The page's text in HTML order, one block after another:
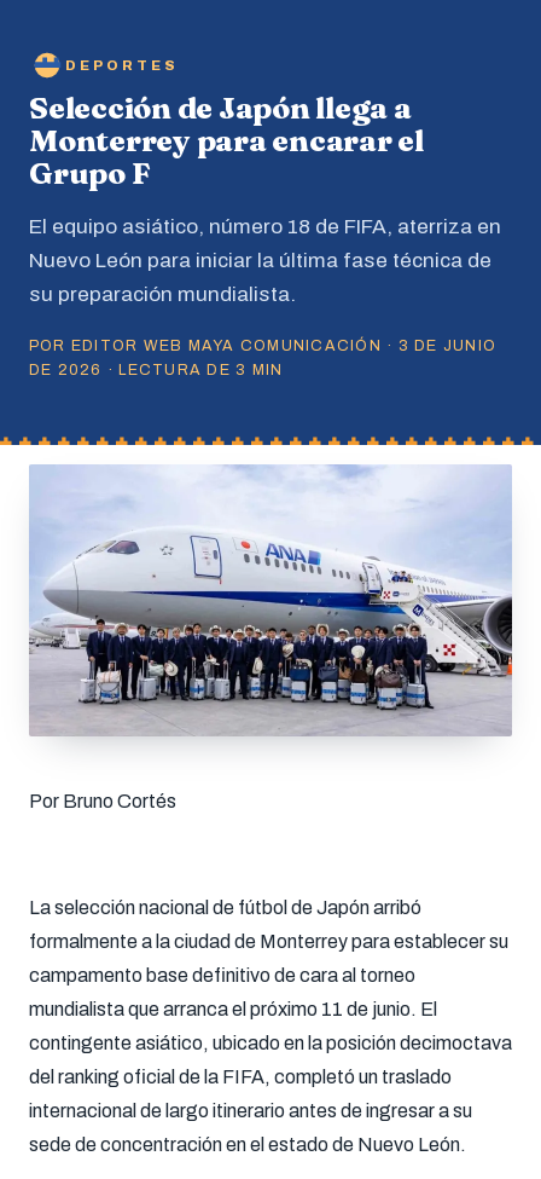
DEPORTES
Selección de Japón llega a
Monterrey para encarar el
Grupo F
El equipo asiático, número 18 de FIFA, aterriza en
Nuevo León para iniciar la última fase técnica de
su preparación mundialista.
POR EDITOR WEB MAYA COMUNICACIÓN · 3 DE JUNIO
DE 2026 · LECTURA DE 3 MIN
Por Bruno Cortés
La selección nacional de fútbol de Japón arribó
formalmente a la ciudad de Monterrey para establecer su
campamento base definitivo de cara al torneo
mundialista que arranca el próximo 11 de junio. El
contingente asiático, ubicado en la posición decimoctava
del ranking oficial de la FIFA, completó un traslado
internacional de largo itinerario antes de ingresar a su
sede de concentración en el estado de Nuevo León.